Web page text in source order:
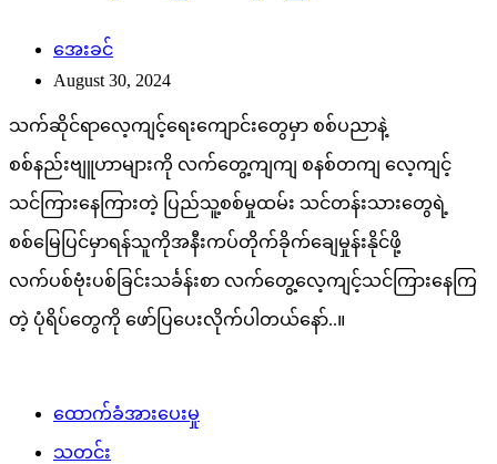
အေးခင်
August 30, 2024
သက်ဆိုင်ရာလေ့ကျင့်ရေးကျောင်းတွေမှာ စစ်ပညာနဲ့
စစ်နည်းဗျူဟာများကို လက်တွေ့ကျကျ စနစ်တကျ လေ့ကျင့်
သင်ကြားနေကြားတဲ့ ပြည်သူ့စစ်မှုထမ်း သင်တန်းသားတွေရဲ့
စစ်မြေပြင်မှာရန်သူကိုအနီးကပ်တိုက်ခိုက်ချေမှုန်းနိုင်ဖို့
လက်ပစ်ဗုံးပစ်ခြင်းသင်္ခန်းစာ လက်တွေ့လေ့ကျင့်သင်ကြားနေကြ
တဲ့ ပုံရိပ်တွေကို ဖော်ပြပေးလိုက်ပါတယ်နော်..။
ထောက်ခံအားပေးမှု
သတင်း